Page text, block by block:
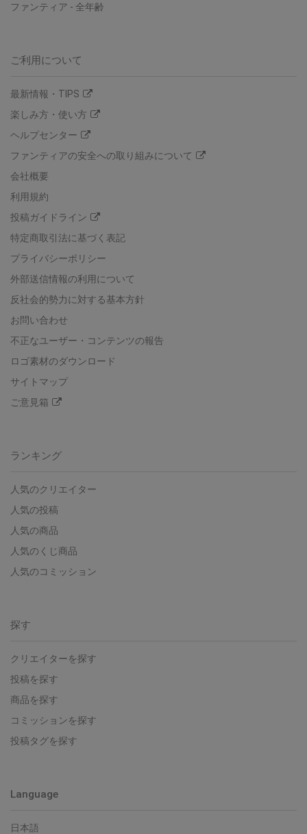
ファンティア - 全年齢
ご利用について
最新情報・TIPS
楽しみ方・使い方
ヘルプセンター
ファンティアの安全への取り組みについて
会社概要
利用規約
投稿ガイドライン
特定商取引法に基づく表記
プライバシーポリシー
外部送信情報の利用について
反社会的勢力に対する基本方針
お問い合わせ
不正なユーザー・コンテンツの報告
ロゴ素材のダウンロード
サイトマップ
ご意見箱
ランキング
人気のクリエイター
人気の投稿
人気の商品
人気のくじ商品
人気のコミッション
探す
クリエイターを探す
投稿を探す
商品を探す
コミッションを探す
投稿タグを探す
Language
日本語